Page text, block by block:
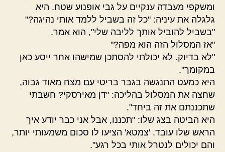
ומשקפי מעבדה ענקיים על גבי אופנוע שטח. היא
גלגלה את עיניה: "כל זה בשביל ללמד אותי נהיגה?"
"בשביל להוביל אותך לליבה שלי", הוא אמר.
"אז המסלול הזה הוא מפה?"
"לא בדיוק. לא יכולתי להסתכן שמישהו אחר ייסע כאן
במקומך".
היא כמעט התנגשה בגבר בריטי עם מצח מאוד גבוה,
שחצה את המסלול בהליכה: "דן מאירסקי? חשבתי
שתכננתם את זה ביחד".
היא הביטה בצג שלו: "תכננו, אבל אני כבר יודע איך
הראש שלו עובד. 'צמטא' הציעו לו סכום משמעותי יותר,
והם יכולים לנטרל אותי בכל רגע".